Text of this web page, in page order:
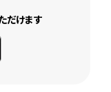
だけます